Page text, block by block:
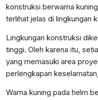
konstruksi berwarna
terlihat jelas di lingkungan
Lingkungan konstruksi
tinggi. Oleh karena itu,
yang memasuki area
perlengkapan
Warna kuning pada helm